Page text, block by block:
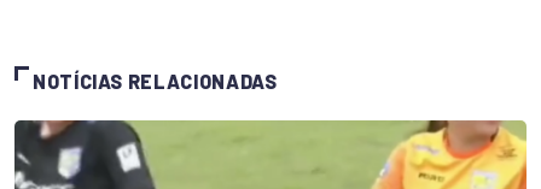
NOTÍCIAS RELACIONADAS